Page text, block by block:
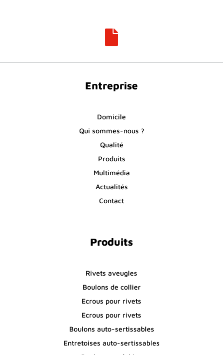

Entreprise
Domicile
Qui sommes-nous ?
Qualité
Produits
Multimédia
Actualités
Contact
Produits
Rivets aveugles
Boulons de collier
Ecrous pour rivets
Ecrous pour rivets
Boulons auto-sertissables
Entretoises auto-sertissables